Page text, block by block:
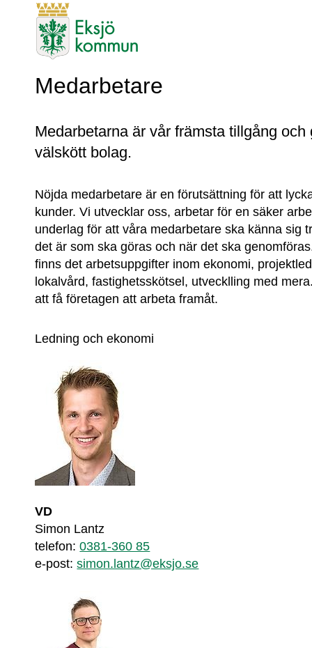
Medarbetare
Medarbetarna är vår främsta tillgång och
välskött bolag.
Nöjda medarbetare är en förutsättning för att
kunder. Vi utvecklar oss, arbetar för en säker
underlag för att våra medarbetare ska känna sig
det är som ska göras och när det ska
finns det arbetsuppgifter inom ekonomi,
lokalvård, fastighetsskötsel, utvecklling med
att få företagen att arbeta framåt.
Ledning och ekonomi
VD
Simon Lantz
telefon: 0381-360 85
e-post: simon.lantz@eksjo.se